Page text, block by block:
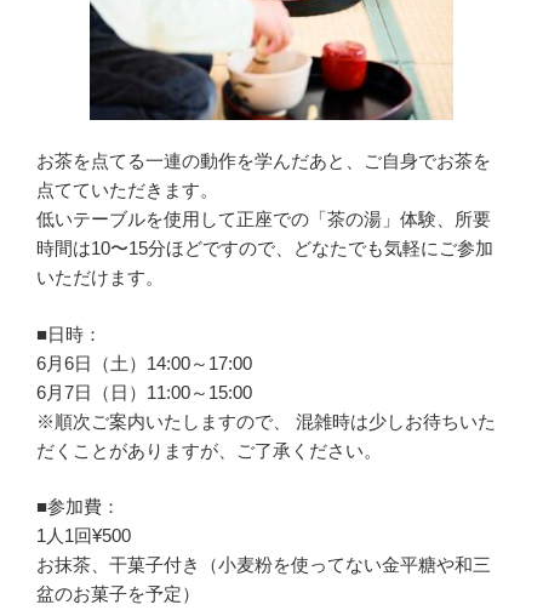
お茶を点てる一連の動作を学んだあと、ご自身でお茶を
点てていただきます。
低いテーブルを使用して正座での「茶の湯」体験、所要
時間は10〜15分ほどですので、どなたでも気軽にご参加
いただけます。
■日時：
6月6日（土）14:00～17:00
6月7日（日）11:00～15:00
※順次ご案内いたしますので、 混雑時は少しお待ちいた
だくことがありますが、ご了承ください。
■参加費：
1人1回¥500
お抹茶、干菓子付き（小麦粉を使ってない金平糖や和三
盆のお菓子を予定）